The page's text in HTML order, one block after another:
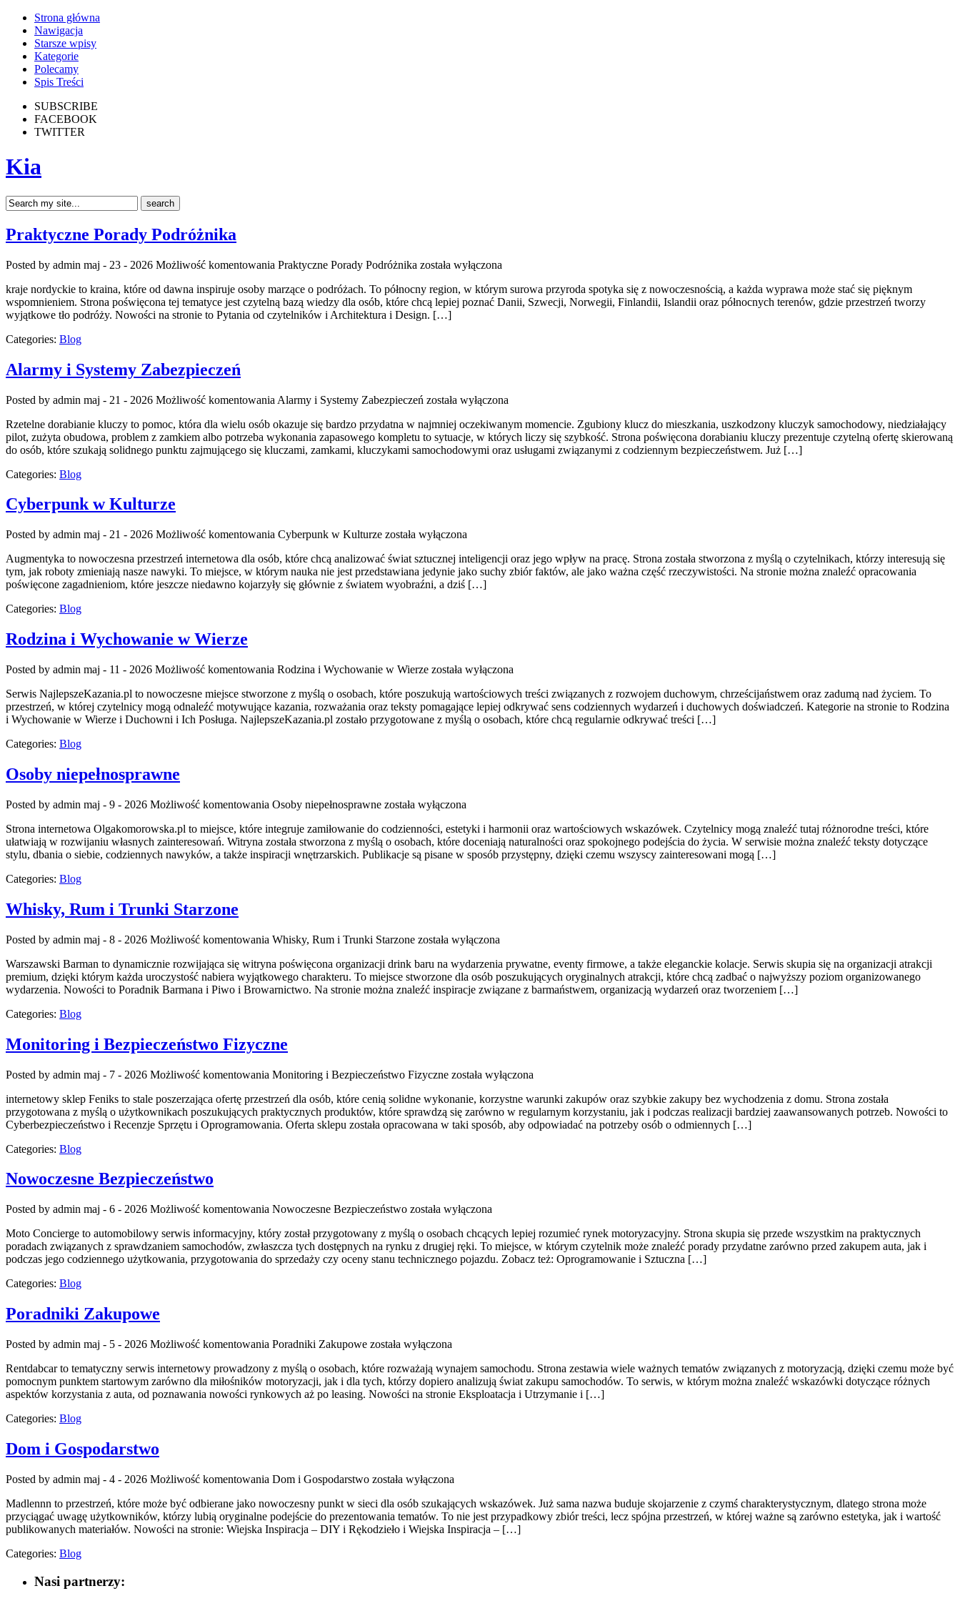
Strona główna
Nawigacja
Starsze wpisy
Kategorie
Polecamy
Spis Treści
SUBSCRIBE
FACEBOOK
TWITTER
Kia
Praktyczne Porady Podróżnika
Posted by admin maj - 23 - 2026 Możliwość komentowania Praktyczne Porady Podróżnika została wyłączona
kraje nordyckie to kraina, które od dawna inspiruje osoby marzące o podróżach. To północny region, w którym surowa przyroda spotyka się z nowoczesnością, a każda wyprawa może stać się pięknym
wspomnieniem. Strona poświęcona tej tematyce jest czytelną bazą wiedzy dla osób, które chcą lepiej poznać Danii, Szwecji, Norwegii, Finlandii, Islandii oraz północnych terenów, gdzie przestrzeń tworzy
wyjątkowe tło podróży. Nowości na stronie to Pytania od czytelników i Architektura i Design. […]
Categories: Blog
Alarmy i Systemy Zabezpieczeń
Posted by admin maj - 21 - 2026 Możliwość komentowania Alarmy i Systemy Zabezpieczeń została wyłączona
Rzetelne dorabianie kluczy to pomoc, która dla wielu osób okazuje się bardzo przydatna w najmniej oczekiwanym momencie. Zgubiony klucz do mieszkania, uszkodzony kluczyk samochodowy, niedziałający
pilot, zużyta obudowa, problem z zamkiem albo potrzeba wykonania zapasowego kompletu to sytuacje, w których liczy się szybkość. Strona poświęcona dorabianiu kluczy prezentuje czytelną ofertę skierowaną
do osób, które szukają solidnego punktu zajmującego się kluczami, zamkami, kluczykami samochodowymi oraz usługami związanymi z codziennym bezpieczeństwem. Już […]
Categories: Blog
Cyberpunk w Kulturze
Posted by admin maj - 21 - 2026 Możliwość komentowania Cyberpunk w Kulturze została wyłączona
Augmentyka to nowoczesna przestrzeń internetowa dla osób, które chcą analizować świat sztucznej inteligencji oraz jego wpływ na pracę. Strona została stworzona z myślą o czytelnikach, którzy interesują się
tym, jak roboty zmieniają nasze nawyki. To miejsce, w którym nauka nie jest przedstawiana jedynie jako suchy zbiór faktów, ale jako ważna część rzeczywistości. Na stronie można znaleźć opracowania
poświęcone zagadnieniom, które jeszcze niedawno kojarzyły się głównie z światem wyobraźni, a dziś […]
Categories: Blog
Rodzina i Wychowanie w Wierze
Posted by admin maj - 11 - 2026 Możliwość komentowania Rodzina i Wychowanie w Wierze została wyłączona
Serwis NajlepszeKazania.pl to nowoczesne miejsce stworzone z myślą o osobach, które poszukują wartościowych treści związanych z rozwojem duchowym, chrześcijaństwem oraz zadumą nad życiem. To
przestrzeń, w której czytelnicy mogą odnaleźć motywujące kazania, rozważania oraz teksty pomagające lepiej odkrywać sens codziennych wydarzeń i duchowych doświadczeń. Kategorie na stronie to Rodzina
i Wychowanie w Wierze i Duchowni i Ich Posługa. NajlepszeKazania.pl zostało przygotowane z myślą o osobach, które chcą regularnie odkrywać treści […]
Categories: Blog
Osoby niepełnosprawne
Posted by admin maj - 9 - 2026 Możliwość komentowania Osoby niepełnosprawne została wyłączona
Strona internetowa Olgakomorowska.pl to miejsce, które integruje zamiłowanie do codzienności, estetyki i harmonii oraz wartościowych wskazówek. Czytelnicy mogą znaleźć tutaj różnorodne treści, które
ułatwiają w rozwijaniu własnych zainteresowań. Witryna została stworzona z myślą o osobach, które doceniają naturalności oraz spokojnego podejścia do życia. W serwisie można znaleźć teksty dotyczące
stylu, dbania o siebie, codziennych nawyków, a także inspiracji wnętrzarskich. Publikacje są pisane w sposób przystępny, dzięki czemu wszyscy zainteresowani mogą […]
Categories: Blog
Whisky, Rum i Trunki Starzone
Posted by admin maj - 8 - 2026 Możliwość komentowania Whisky, Rum i Trunki Starzone została wyłączona
Warszawski Barman to dynamicznie rozwijająca się witryna poświęcona organizacji drink baru na wydarzenia prywatne, eventy firmowe, a także eleganckie kolacje. Serwis skupia się na organizacji atrakcji
premium, dzięki którym każda uroczystość nabiera wyjątkowego charakteru. To miejsce stworzone dla osób poszukujących oryginalnych atrakcji, które chcą zadbać o najwyższy poziom organizowanego
wydarzenia. Nowości to Poradnik Barmana i Piwo i Browarnictwo. Na stronie można znaleźć inspiracje związane z barmaństwem, organizacją wydarzeń oraz tworzeniem […]
Categories: Blog
Monitoring i Bezpieczeństwo Fizyczne
Posted by admin maj - 7 - 2026 Możliwość komentowania Monitoring i Bezpieczeństwo Fizyczne została wyłączona
internetowy sklep Feniks to stale poszerzająca ofertę przestrzeń dla osób, które cenią solidne wykonanie, korzystne warunki zakupów oraz szybkie zakupy bez wychodzenia z domu. Strona została
przygotowana z myślą o użytkownikach poszukujących praktycznych produktów, które sprawdzą się zarówno w regularnym korzystaniu, jak i podczas realizacji bardziej zaawansowanych potrzeb. Nowości to
Cyberbezpieczeństwo i Recenzje Sprzętu i Oprogramowania. Oferta sklepu została opracowana w taki sposób, aby odpowiadać na potrzeby osób o odmiennych […]
Categories: Blog
Nowoczesne Bezpieczeństwo
Posted by admin maj - 6 - 2026 Możliwość komentowania Nowoczesne Bezpieczeństwo została wyłączona
Moto Concierge to automobilowy serwis informacyjny, który został przygotowany z myślą o osobach chcących lepiej rozumieć rynek motoryzacyjny. Strona skupia się przede wszystkim na praktycznych
poradach związanych z sprawdzaniem samochodów, zwłaszcza tych dostępnych na rynku z drugiej ręki. To miejsce, w którym czytelnik może znaleźć porady przydatne zarówno przed zakupem auta, jak i
podczas jego codziennego użytkowania, przygotowania do sprzedaży czy oceny stanu technicznego pojazdu. Zobacz też: Oprogramowanie i Sztuczna […]
Categories: Blog
Poradniki Zakupowe
Posted by admin maj - 5 - 2026 Możliwość komentowania Poradniki Zakupowe została wyłączona
Rentdabcar to tematyczny serwis internetowy prowadzony z myślą o osobach, które rozważają wynajem samochodu. Strona zestawia wiele ważnych tematów związanych z motoryzacją, dzięki czemu może być
pomocnym punktem startowym zarówno dla miłośników motoryzacji, jak i dla tych, którzy dopiero analizują świat zakupu samochodów. To serwis, w którym można znaleźć wskazówki dotyczące różnych
aspektów korzystania z auta, od poznawania nowości rynkowych aż po leasing. Nowości na stronie Eksploatacja i Utrzymanie i […]
Categories: Blog
Dom i Gospodarstwo
Posted by admin maj - 4 - 2026 Możliwość komentowania Dom i Gospodarstwo została wyłączona
Madlennn to przestrzeń, które może być odbierane jako nowoczesny punkt w sieci dla osób szukających wskazówek. Już sama nazwa buduje skojarzenie z czymś charakterystycznym, dlatego strona może
przyciągać uwagę użytkowników, którzy lubią oryginalne podejście do prezentowania tematów. To nie jest przypadkowy zbiór treści, lecz spójna przestrzeń, w której ważne są zarówno estetyka, jak i wartość
publikowanych materiałów. Nowości na stronie: Wiejska Inspiracja – DIY i Rękodzieło i Wiejska Inspiracja – […]
Categories: Blog
Nasi partnerzy: